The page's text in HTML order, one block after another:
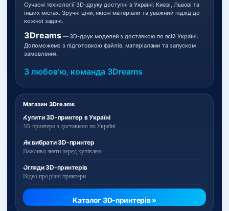
Магазин 3Dreams
Купити 3D-принтер в Україні
3D-принтери з доставкою по Україні
Як вибрати 3D-принтер
Важливо знати перед купівлею
Огляди 3D-принтерів
Відео про різні принтери
Каталог 3D-принтерів »
Сучасні технології 3D-друку доступні в Україні: Києві, Львові та
інших містах. Зручні ціни, якісні матеріали та уважний підхід до
кожної задачі.
3Dreams— 3D-друк моделей з доставкою по всій Україні.
Допоможемо з підготовкою файлів, матеріалами та запуском
замовлення.
З любовʼю, команда 3Dreams